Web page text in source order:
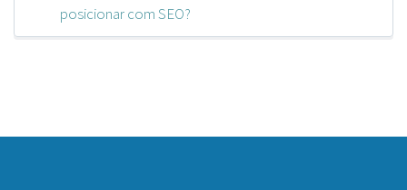
posicionar com SEO?